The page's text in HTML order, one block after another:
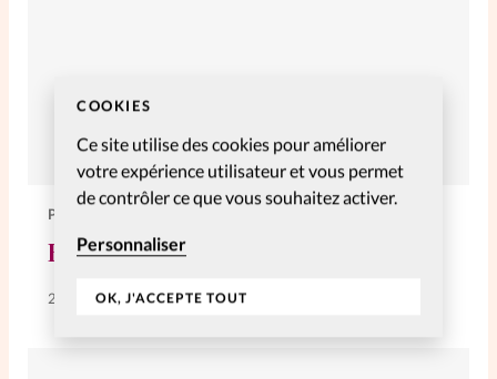
COOKIES
Ce site utilise des cookies pour améliorer
votre expérience utilisateur et vous permet
de contrôler ce que vous souhaitez activer.
Personnaliser
OK, J'ACCEPTE TOUT
PERSONNELLES
En colère contre Dieu
20 Oct 2024